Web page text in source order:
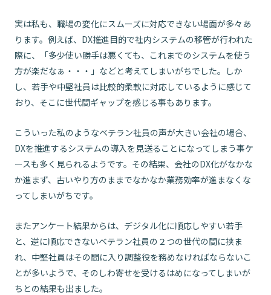
実は私も、職場の変化にスムーズに対応できない場面が多々あ
ります。例えば、DX推進目的で社内システムの移管が行われた
際に、「多少使い勝手は悪くても、これまでのシステムを使う
方が楽だなぁ・・・」などと考えてしまいがちでした。しか
し、若手や中堅社員は比較的柔軟に対応しているように感じて
おり、そこに世代間ギャップを感じる事もあります。
こういった私のようなベテラン社員の声が大きい会社の場合、
DXを推進するシステムの導入を見送ることになってしまう事ケ
ースも多く見られるようです。その結果、会社のDX化がなかな
か進まず、古いやり方のままでなかなか業務効率が進まなくな
ってしまいがちです。
またアンケート結果からは、デジタル化に順応しやすい若手
と、逆に順応できないベテラン社員の２つの世代の間に挟ま
れ、中堅社員はその間に入り調整役を務めなければならないこ
とが多いようで、そのしわ寄せを受けるはめになってしまいが
ちとの結果も出ました。